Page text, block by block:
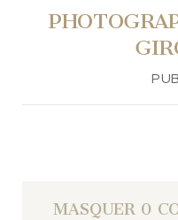
MASQUER 0